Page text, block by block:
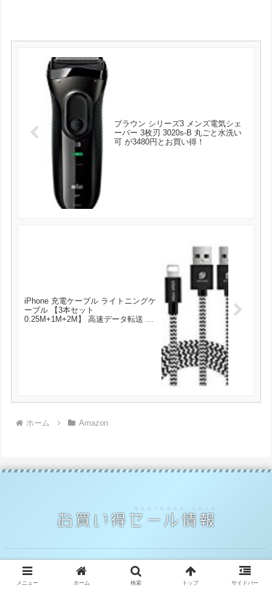
ブラウン シリーズ3 メンズ電気シェ
ーバー 3枚刃 3020s-B 丸ごと水洗い
可 が3480円とお買い得！
iPhone 充電ケーブル ライトニングケ
ーブル 【3本セット
0.25M+1M+2M】 高速データ転送 急
ホーム Amazon
© 2014 お買い得セール情報.
メニュー ホーム 検索 トップ サイドバー